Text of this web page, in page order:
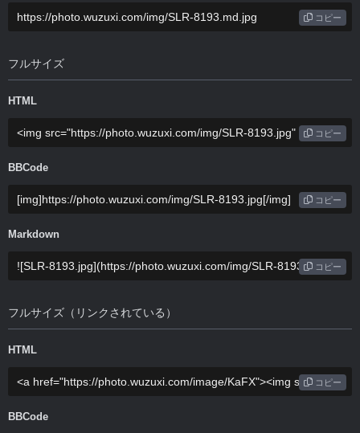
コピー
フルサイズ
HTML
コピー
BBCode
コピー
Markdown
コピー
フルサイズ（リンクされている）
HTML
コピー
BBCode